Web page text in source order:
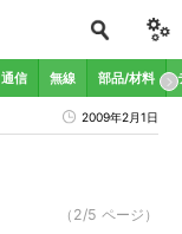
通信 無線 部品/材料
2009年2月1日
（2/5 ページ）